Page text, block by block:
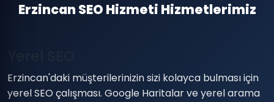
Erzincan SEO Hizmeti Hizmetlerimiz
Erzincan'daki müşterilerinizin sizi kolayca bulması için
yerel SEO çalışması. Google Haritalar ve yerel arama